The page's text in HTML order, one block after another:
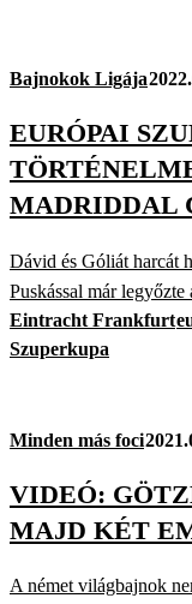
Bajnokok Ligája
EURÓPAI
MADRIDDAL
Dávid és Góliát harcát
Puskással már
Eintracht Frankfurt
Szuperkupa
Minden más foci
VIDEÓ:
MAJD KÉT
A német világbajnok